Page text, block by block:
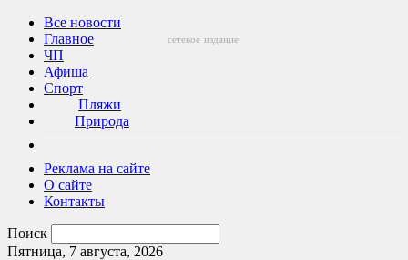
Все новости
Главное
ЧП
Афиша
Спорт
Пляжи
Природа
Реклама на сайте
О сайте
Контакты
Поиск
Пятница, 7 августа, 2026
сетевое издание